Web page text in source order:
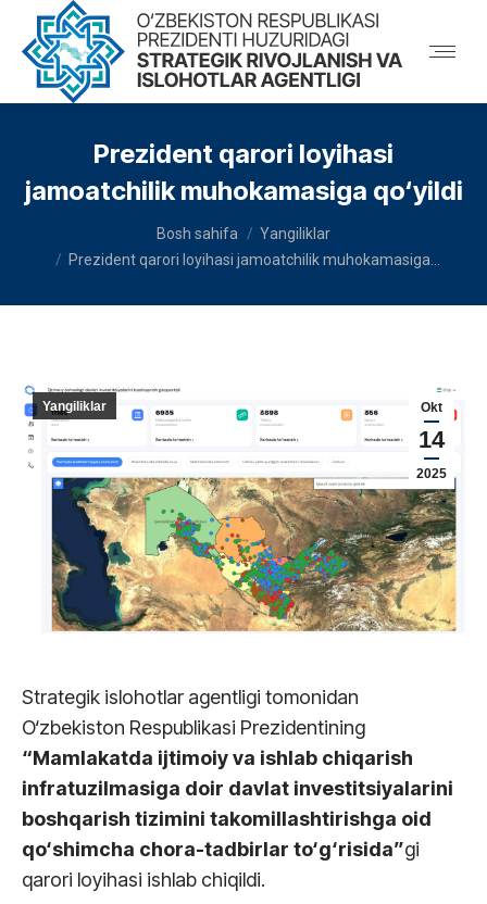
Prezident qarori loyihasi
jamoatchilik muhokamasiga qo‘yildi
Bosh sahifa
Yangiliklar
Prezident qarori loyihasi jamoatchilik muhokamasiga…
Okt
14
2025
Yangiliklar
Strategik islohotlar agentligi tomonidan
O‘zbekiston Respublikasi Prezidentining
“Mamlakatda ijtimoiy va ishlab chiqarish
infratuzilmasiga doir davlat investitsiyalarini
boshqarish tizimini takomillashtirishga oid
qo‘shimcha chora-tadbirlar to‘g‘risida”gi
qarori loyihasi ishlab chiqildi.